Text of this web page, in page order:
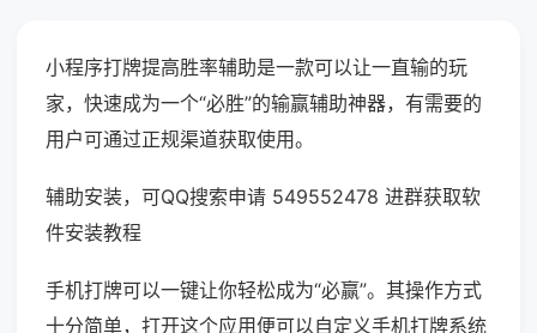
小程序打牌提高胜率辅助是一款可以让一直输的玩
家，快速成为一个“必胜”的输赢辅助神器，有需要的
用户可通过正规渠道获取使用。
辅助安装，可QQ搜索申请 549552478 进群获取软
件安装教程
手机打牌可以一键让你轻松成为“必赢”。其操作方式
十分简单，打开这个应用便可以自定义手机打牌系统